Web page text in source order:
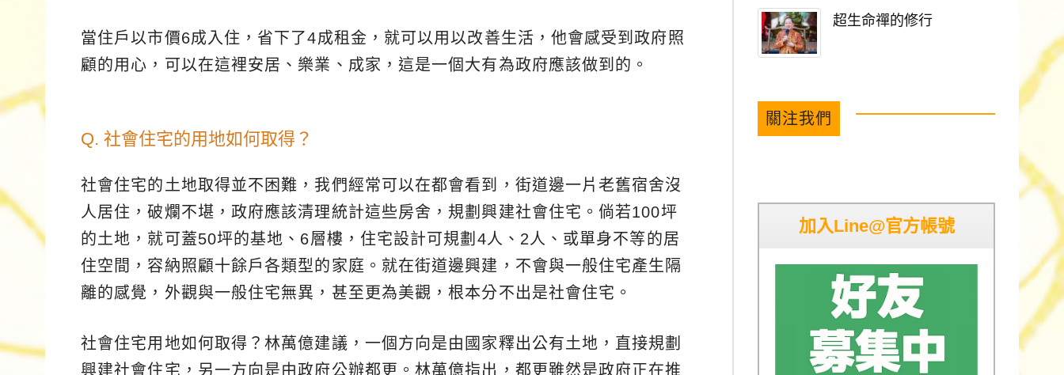
當住戶以市價6成入住，省下了4成租金，就可以用以改善生活，他會感受到政府照
顧的用心，可以在這裡安居、樂業、成家，這是一個大有為政府應該做到的。
Q. 社會住宅的用地如何取得？
社會住宅的土地取得並不困難，我們經常可以在都會看到，街道邊一片老舊宿舍沒
人居住，破爛不堪，政府應該清理統計這些房舍，規劃興建社會住宅。倘若100坪
的土地，就可蓋50坪的基地、6層樓，住宅設計可規劃4人、2人、或單身不等的居
住空間，容納照顧十餘戶各類型的家庭。就在街道邊興建，不會與一般住宅產生隔
離的感覺，外觀與一般住宅無異，甚至更為美觀，根本分不出是社會住宅。
社會住宅用地如何取得？林萬億建議，一個方向是由國家釋出公有土地，直接規劃
興建社會住宅，另一方向是由政府公辦都更。林萬億指出，都更雖然是政府正在推
超生命禪的修行
關注我們
加入Line@官方帳號